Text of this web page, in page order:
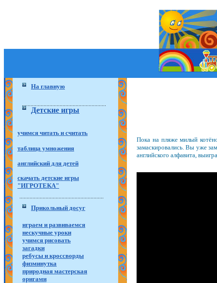
На главную
Детские игры
учимся читать и считать
таблица умножения
английский для детей
скачать детские игры
"ИГРОТЕКА"
Прикольный досуг
играем и развиваемся
нескучные уроки
учимся рисовать
загадки
ребусы и кроссворды
физминутка
природная мастерская
оригами
Пока на пляже милый
замаскировались. Вы уже
английского алфавита,